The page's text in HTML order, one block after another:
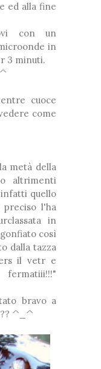
ed alla fine
con un
in
3 minuti.
cuoce
come
metà della
altrimenti
quello
l'ha
in
così
dalla tazza
il vetr e
fermatiii!!!"
bravo a
^_^